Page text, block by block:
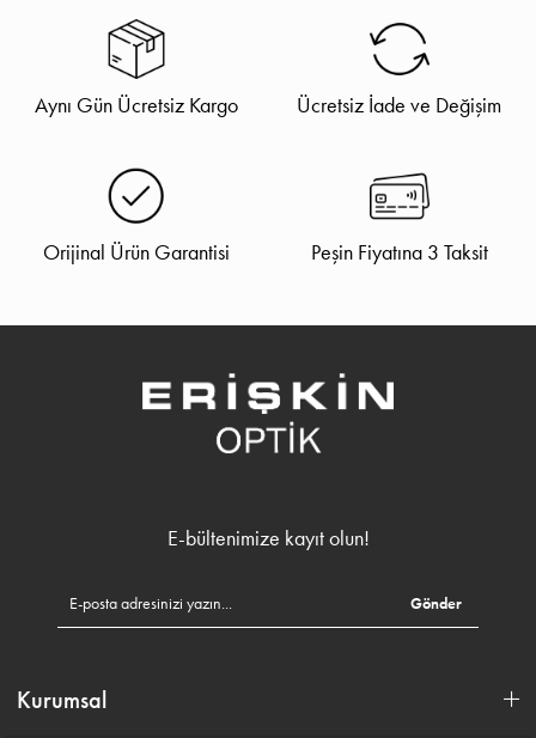
Aynı Gün Ücretsiz Kargo Ücretsiz İade ve Değişim
Orijinal Ürün Garantisi Peşin Fiyatına 3 Taksit
E-bültenimize kayıt olun!
Gönder
Kurumsal